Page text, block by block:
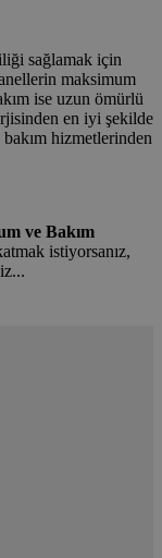
sağlamak için
maksimum
ise uzun ömürlü
en iyi şekilde
hizmetlerinden
ve Bakım
istiyorsanız,